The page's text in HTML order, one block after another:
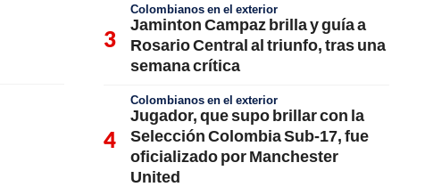
Colombianos en el exterior
Jaminton Campaz brilla y guía a
Rosario Central al triunfo, tras una
semana crítica
Colombianos en el exterior
Jugador, que supo brillar con la
Selección Colombia Sub-17, fue
oficializado por Manchester
United